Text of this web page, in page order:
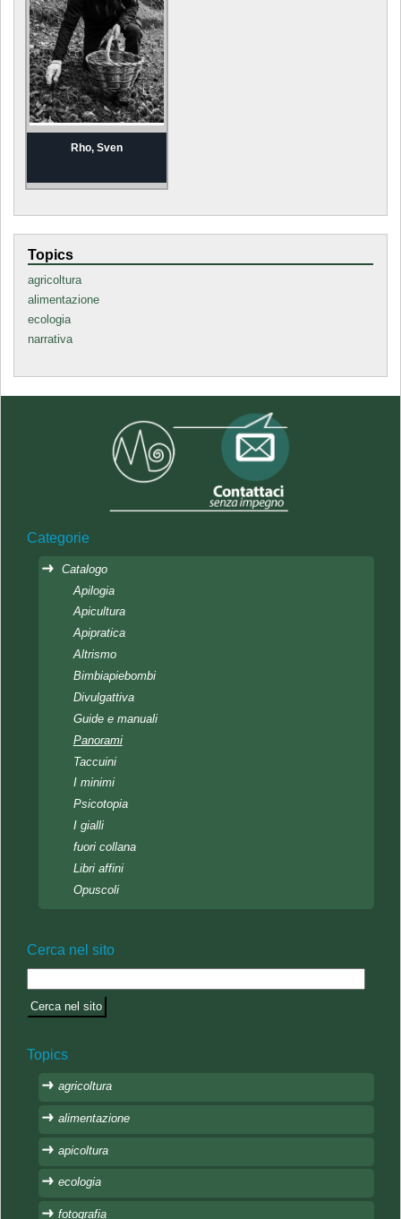
Rho, Sven
Topics
agricoltura
alimentazione
ecologia
narrativa
Categorie
Catalogo
Apilogia
Apicultura
Apipratica
Altrismo
Bimbiapiebombi
Divulgattiva
Guide e manuali
Panorami
Taccuini
I minimi
Psicotopia
I gialli
fuori collana
Libri affini
Opuscoli
Cerca nel sito
Topics
agricoltura
alimentazione
apicoltura
ecologia
fotografia